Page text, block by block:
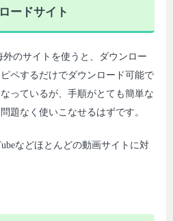
ードサイト
外のサイトを使うと、ダウンロー
ペするだけでダウンロード可能で
っているが、手順がとても簡単な
題なく使いこなせるはずです。
などほとんどの動画サイトに対